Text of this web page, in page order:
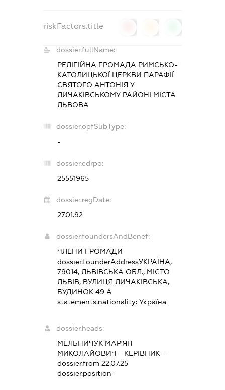
riskFactors.title
dossier.fullName:
РЕЛІГІЙНА ГРОМАДА РИМСЬКО-
КАТОЛИЦЬКОЇ ЦЕРКВИ ПАРАФІЇ
СВЯТОГО АНТОНІЯ У
ЛИЧАКІВСЬКОМУ РАЙОНІ МІСТА
ЛЬВОВА
dossier.opfSubType:
-
dossier.edrpo:
25551965
dossier.regDate:
27.01.92
dossier.foundersAndBenef:
ЧЛЕНИ ГРОМАДИ
dossier.founderAddressУКРАЇНА,
79014, ЛЬВІВСЬКА ОБЛ., МІСТО
ЛЬВІВ, ВУЛИЦЯ ЛИЧАКІВСЬКА,
БУДИНОК 49 А
statements.nationality:Україна
dossier.heads:
МЕЛЬНИЧУК МАР'ЯН
МИКОЛАЙОВИЧ - КЕРІВНИК -
dossier.from 22.07.25
dossier.position -